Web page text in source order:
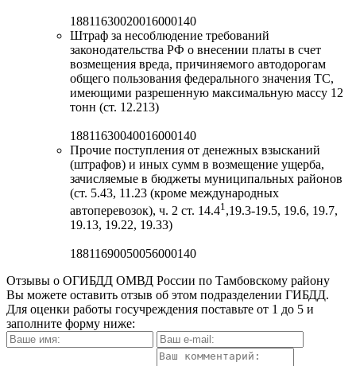
18811630020016000140
Штраф за несоблюдение требований
законодательства РФ о внесении платы в счет
возмещения вреда, причиняемого автодорогам
общего пользования федерального значения ТС,
имеющими разрешенную максимальную массу 12
тонн (ст. 12.213)
18811630040016000140
Прочие поступления от денежных взысканий
(штрафов) и иных сумм в возмещение ущерба,
зачисляемые в бюджеты муниципальных районов
(ст. 5.43, 11.23 (кроме международных
автоперевозок), ч. 2 ст. 14.41 ,19.3-19.5, 19.6, 19.7,
19.13, 19.22, 19.33)
18811690050056000140
Отзывы о ОГИБДД ОМВД России по Тамбовскому району
Вы можете оставить отзыв об этом подразделении ГИБДД.
Для оценки работы госучреждения поставьте от 1 до 5 и
заполните форму ниже: